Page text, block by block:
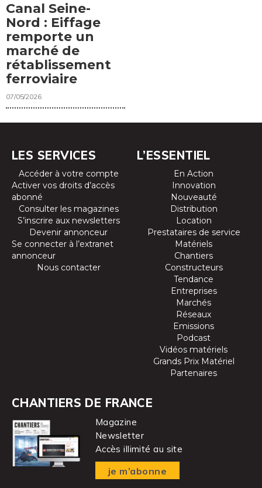
Canal Seine-
Nord : Eiffage
remporte un
marché de
rétablissement
ferroviaire
07/05/2026
LES SERVICES
Accéder à votre compte
Activer vos droits d’accès
abonné
Consulter les magazines
S’inscrire aux newsletters
Devenir annonceur
Se connecter à l’extranet
annonceur
Nous contacter
L’ESSENTIEL
En Action
Innovation
Nouveauté
Distribution
Location
Prestataires de service
Matériels
Chantiers
Constructeurs
Tendance
Entreprises
Marchés
Réseaux
Emissions
Podcast
Vidéos matériels
Grands Prix Matériel
Partenaires
CHANTIERS DE FRANCE
Magazine
Newsletter
Accès illimité au site
je m’abonne